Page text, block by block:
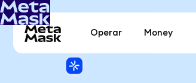
Operar Money